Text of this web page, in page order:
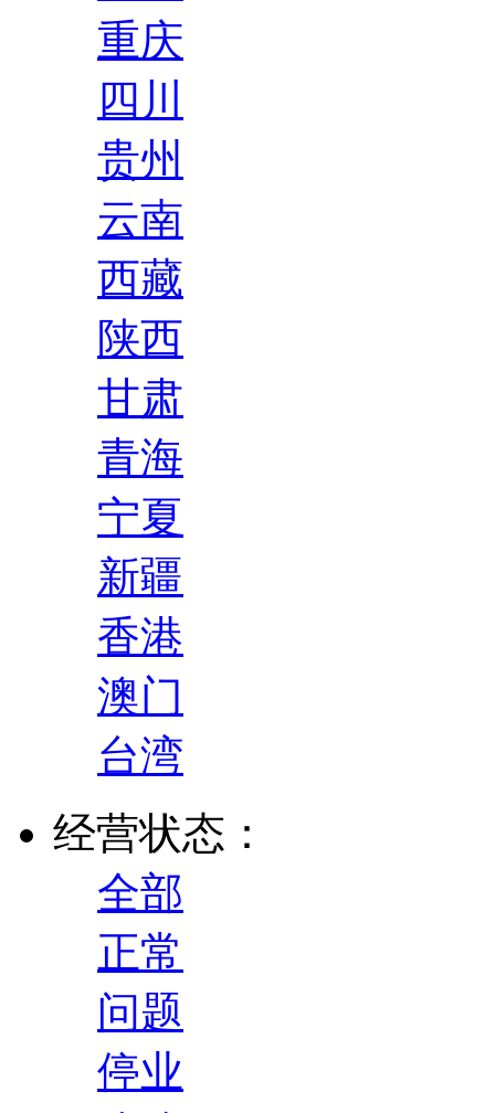
重庆
四川
贵州
云南
西藏
陕西
甘肃
青海
宁夏
新疆
香港
澳门
台湾
经营状态：
全部
正常
问题
停业